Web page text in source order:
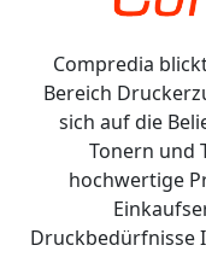
Compredia
Bereich
sich auf die
Tonern und
hochwertige
Druckbedürfnisse